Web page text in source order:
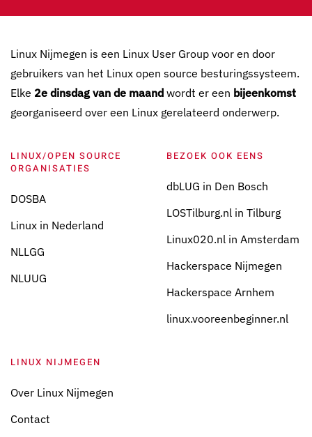
Linux Nijmegen is een Linux User Group voor en door
gebruikers van het Linux open source besturingssysteem.
Elke 2e dinsdag van de maand wordt er een bijeenkomst
georganiseerd over een Linux gerelateerd onderwerp.
LINUX/OPEN SOURCE
ORGANISATIES
DOSBA
Linux in Nederland
NLLGG
NLUUG
BEZOEK OOK EENS
dbLUG in Den Bosch
LOSTilburg.nl in Tilburg
Linux020.nl in Amsterdam
Hackerspace Nijmegen
Hackerspace Arnhem
linux.vooreenbeginner.nl
LINUX NIJMEGEN
Over Linux Nijmegen
Contact